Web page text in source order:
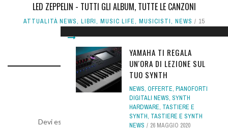
LED ZEPPELIN - TUTTI GLI ALBUM, TUTTE LE CANZONI
ATTUALITÀ NEWS, LIBRI, MUSIC LIFE, MUSICISTI, NEWS
15
LEAVE A REPLY
Devi essere per inviare un commento.
YAMAHA TI REGALA
UN'ORA DI LEZIONE SUL
TUO SYNTH
NEWS, OFFERTE, PIANOFORTI
DIGITALI NEWS, SYNTH
HARDWARE, TASTIERE E
SYNTH, TASTIERE E SYNTH
NEWS
26 MAGGIO 2020